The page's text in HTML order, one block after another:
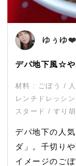
ゆぅゆ❤️
デパ地下風☆や
材料 : ごぼう /
レンチドレッシ
スタード / すり
デパ地下の人
ダ」。千切り
イメージのご